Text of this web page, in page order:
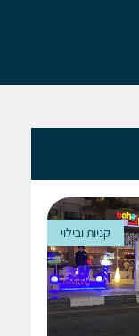
קניות ובילוי